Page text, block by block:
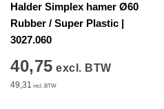
Halder Simplex hamer Ø60
Rubber / Super Plastic |
3027.060
40,75 excl. BTW
49,31 incl. BTW